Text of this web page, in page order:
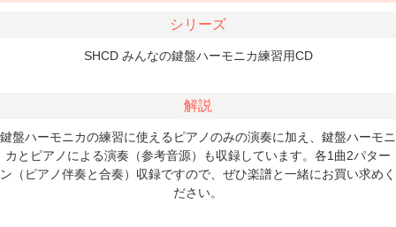
シリーズ
SHCD みんなの鍵盤ハーモニカ練習用CD
解説
鍵盤ハーモニカの練習に使えるピアノのみの演奏に加え、鍵盤ハーモニ
カとピアノによる演奏（参考音源）も収録しています。各1曲2パター
ン（ピアノ伴奏と合奏）収録ですので、ぜひ楽譜と一緒にお買い求めく
ださい。